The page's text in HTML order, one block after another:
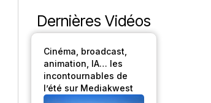
Dernières Vidéos
Cinéma, broadcast,
animation, IA… les
incontournables de
l’été sur Mediakwest